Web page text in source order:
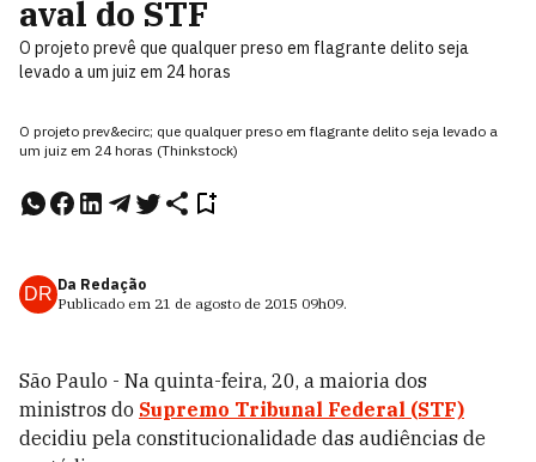
aval do STF
O projeto prevê que qualquer preso em flagrante delito seja
levado a um juiz em 24 horas
O projeto prev&ecirc; que qualquer preso em flagrante delito seja levado a
um juiz em 24 horas (Thinkstock)
DR Da Redação
Publicado em 21 de agosto de 2015 09h09.
São Paulo - Na quinta-feira, 20, a maioria dos
ministros do Supremo Tribunal Federal (STF)
decidiu pela constitucionalidade das audiências de